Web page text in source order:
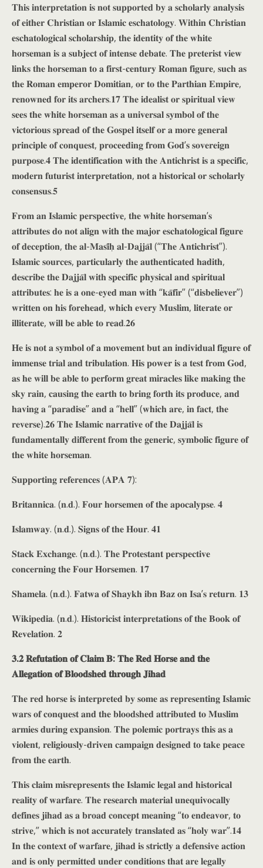
𝐓𝐡𝐢𝐬 𝐢𝐧𝐭𝐞𝐫𝐩𝐫𝐞𝐭𝐚𝐭𝐢𝐨𝐧 𝐢𝐬 𝐧𝐨𝐭 𝐬𝐮𝐩𝐩𝐨𝐫𝐭𝐞𝐝 𝐛𝐲 𝐚 𝐬𝐜𝐡𝐨𝐥𝐚𝐫𝐥𝐲 𝐚𝐧𝐚𝐥𝐲𝐬𝐢𝐬
𝐨𝐟 𝐞𝐢𝐭𝐡𝐞𝐫 𝐂𝐡𝐫𝐢𝐬𝐭𝐢𝐚𝐧 𝐨𝐫 𝐈𝐬𝐥𝐚𝐦𝐢𝐜 𝐞𝐬𝐜𝐡𝐚𝐭𝐨𝐥𝐨𝐠𝐲. 𝐖𝐢𝐭𝐡𝐢𝐧 𝐂𝐡𝐫𝐢𝐬𝐭𝐢𝐚𝐧
𝐞𝐬𝐜𝐡𝐚𝐭𝐨𝐥𝐨𝐠𝐢𝐜𝐚𝐥 𝐬𝐜𝐡𝐨𝐥𝐚𝐫𝐬𝐡𝐢𝐩, 𝐭𝐡𝐞 𝐢𝐝𝐞𝐧𝐭𝐢𝐭𝐲 𝐨𝐟 𝐭𝐡𝐞 𝐰𝐡𝐢𝐭𝐞
𝐡𝐨𝐫𝐬𝐞𝐦𝐚𝐧 𝐢𝐬 𝐚 𝐬𝐮𝐛𝐣𝐞𝐜𝐭 𝐨𝐟 𝐢𝐧𝐭𝐞𝐧𝐬𝐞 𝐝𝐞𝐛𝐚𝐭𝐞. 𝐓𝐡𝐞 𝐩𝐫𝐞𝐭𝐞𝐫𝐢𝐬𝐭 𝐯𝐢𝐞𝐰
𝐥𝐢𝐧𝐤𝐬 𝐭𝐡𝐞 𝐡𝐨𝐫𝐬𝐞𝐦𝐚𝐧 𝐭𝐨 𝐚 𝐟𝐢𝐫𝐬𝐭-𝐜𝐞𝐧𝐭𝐮𝐫𝐲 𝐑𝐨𝐦𝐚𝐧 𝐟𝐢𝐠𝐮𝐫𝐞, 𝐬𝐮𝐜𝐡 𝐚𝐬
𝐭𝐡𝐞 𝐑𝐨𝐦𝐚𝐧 𝐞𝐦𝐩𝐞𝐫𝐨𝐫 𝐃𝐨𝐦𝐢𝐭𝐢𝐚𝐧, 𝐨𝐫 𝐭𝐨 𝐭𝐡𝐞 𝐏𝐚𝐫𝐭𝐡𝐢𝐚𝐧 𝐄𝐦𝐩𝐢𝐫𝐞,
𝐫𝐞𝐧𝐨𝐰𝐧𝐞𝐝 𝐟𝐨𝐫 𝐢𝐭𝐬 𝐚𝐫𝐜𝐡𝐞𝐫𝐬.𝟏𝟕 𝐓𝐡𝐞 𝐢𝐝𝐞𝐚𝐥𝐢𝐬𝐭 𝐨𝐫 𝐬𝐩𝐢𝐫𝐢𝐭𝐮𝐚𝐥 𝐯𝐢𝐞𝐰
𝐬𝐞𝐞𝐬 𝐭𝐡𝐞 𝐰𝐡𝐢𝐭𝐞 𝐡𝐨𝐫𝐬𝐞𝐦𝐚𝐧 𝐚𝐬 𝐚 𝐮𝐧𝐢𝐯𝐞𝐫𝐬𝐚𝐥 𝐬𝐲𝐦𝐛𝐨𝐥 𝐨𝐟 𝐭𝐡𝐞
𝐯𝐢𝐜𝐭𝐨𝐫𝐢𝐨𝐮𝐬 𝐬𝐩𝐫𝐞𝐚𝐝 𝐨𝐟 𝐭𝐡𝐞 𝐆𝐨𝐬𝐩𝐞𝐥 𝐢𝐭𝐬𝐞𝐥𝐟 𝐨𝐫 𝐚 𝐦𝐨𝐫𝐞 𝐠𝐞𝐧𝐞𝐫𝐚𝐥
𝐩𝐫𝐢𝐧𝐜𝐢𝐩𝐥𝐞 𝐨𝐟 𝐜𝐨𝐧𝐪𝐮𝐞𝐬𝐭, 𝐩𝐫𝐨𝐜𝐞𝐞𝐝𝐢𝐧𝐠 𝐟𝐫𝐨𝐦 𝐆𝐨𝐝’𝐬 𝐬𝐨𝐯𝐞𝐫𝐞𝐢𝐠𝐧
𝐩𝐮𝐫𝐩𝐨𝐬𝐞.𝟒 𝐓𝐡𝐞 𝐢𝐝𝐞𝐧𝐭𝐢𝐟𝐢𝐜𝐚𝐭𝐢𝐨𝐧 𝐰𝐢𝐭𝐡 𝐭𝐡𝐞 𝐀𝐧𝐭𝐢𝐜𝐡𝐫𝐢𝐬𝐭 𝐢𝐬 𝐚 𝐬𝐩𝐞𝐜𝐢𝐟𝐢𝐜,
𝐦𝐨𝐝𝐞𝐫𝐧 𝐟𝐮𝐭𝐮𝐫𝐢𝐬𝐭 𝐢𝐧𝐭𝐞𝐫𝐩𝐫𝐞𝐭𝐚𝐭𝐢𝐨𝐧, 𝐧𝐨𝐭 𝐚 𝐡𝐢𝐬𝐭𝐨𝐫𝐢𝐜𝐚𝐥 𝐨𝐫 𝐬𝐜𝐡𝐨𝐥𝐚𝐫𝐥𝐲
𝐜𝐨𝐧𝐬𝐞𝐧𝐬𝐮𝐬.𝟓
𝐅𝐫𝐨𝐦 𝐚𝐧 𝐈𝐬𝐥𝐚𝐦𝐢𝐜 𝐩𝐞𝐫𝐬𝐩𝐞𝐜𝐭𝐢𝐯𝐞, 𝐭𝐡𝐞 𝐰𝐡𝐢𝐭𝐞 𝐡𝐨𝐫𝐬𝐞𝐦𝐚𝐧’𝐬
𝐚𝐭𝐭𝐫𝐢𝐛𝐮𝐭𝐞𝐬 𝐝𝐨 𝐧𝐨𝐭 𝐚𝐥𝐢𝐠𝐧 𝐰𝐢𝐭𝐡 𝐭𝐡𝐞 𝐦𝐚𝐣𝐨𝐫 𝐞𝐬𝐜𝐡𝐚𝐭𝐨𝐥𝐨𝐠𝐢𝐜𝐚𝐥 𝐟𝐢𝐠𝐮𝐫𝐞
𝐨𝐟 𝐝𝐞𝐜𝐞𝐩𝐭𝐢𝐨𝐧, 𝐭𝐡𝐞 𝐚𝐥-𝐌𝐚𝐬𝐢̄𝐡̣ 𝐚𝐥-𝐃𝐚𝐣𝐣𝐚̄𝐥 (“𝐓𝐡𝐞 𝐀𝐧𝐭𝐢𝐜𝐡𝐫𝐢𝐬𝐭”).
𝐈𝐬𝐥𝐚𝐦𝐢𝐜 𝐬𝐨𝐮𝐫𝐜𝐞𝐬, 𝐩𝐚𝐫𝐭𝐢𝐜𝐮𝐥𝐚𝐫𝐥𝐲 𝐭𝐡𝐞 𝐚𝐮𝐭𝐡𝐞𝐧𝐭𝐢𝐜𝐚𝐭𝐞𝐝 𝐡𝐚𝐝𝐢𝐭𝐡,
𝐝𝐞𝐬𝐜𝐫𝐢𝐛𝐞 𝐭𝐡𝐞 𝐃𝐚𝐣𝐣𝐚̄𝐥 𝐰𝐢𝐭𝐡 𝐬𝐩𝐞𝐜𝐢𝐟𝐢𝐜 𝐩𝐡𝐲𝐬𝐢𝐜𝐚𝐥 𝐚𝐧𝐝 𝐬𝐩𝐢𝐫𝐢𝐭𝐮𝐚𝐥
𝐚𝐭𝐭𝐫𝐢𝐛𝐮𝐭𝐞𝐬: 𝐡𝐞 𝐢𝐬 𝐚 𝐨𝐧𝐞-𝐞𝐲𝐞𝐝 𝐦𝐚𝐧 𝐰𝐢𝐭𝐡 “𝐤𝐚̄𝐟𝐢𝐫” (“𝐝𝐢𝐬𝐛𝐞𝐥𝐢𝐞𝐯𝐞𝐫”)
𝐰𝐫𝐢𝐭𝐭𝐞𝐧 𝐨𝐧 𝐡𝐢𝐬 𝐟𝐨𝐫𝐞𝐡𝐞𝐚𝐝, 𝐰𝐡𝐢𝐜𝐡 𝐞𝐯𝐞𝐫𝐲 𝐌𝐮𝐬𝐥𝐢𝐦, 𝐥𝐢𝐭𝐞𝐫𝐚𝐭𝐞 𝐨𝐫
𝐢𝐥𝐥𝐢𝐭𝐞𝐫𝐚𝐭𝐞, 𝐰𝐢𝐥𝐥 𝐛𝐞 𝐚𝐛𝐥𝐞 𝐭𝐨 𝐫𝐞𝐚𝐝.𝟐𝟔
𝐇𝐞 𝐢𝐬 𝐧𝐨𝐭 𝐚 𝐬𝐲𝐦𝐛𝐨𝐥 𝐨𝐟 𝐚 𝐦𝐨𝐯𝐞𝐦𝐞𝐧𝐭 𝐛𝐮𝐭 𝐚𝐧 𝐢𝐧𝐝𝐢𝐯𝐢𝐝𝐮𝐚𝐥 𝐟𝐢𝐠𝐮𝐫𝐞 𝐨𝐟
𝐢𝐦𝐦𝐞𝐧𝐬𝐞 𝐭𝐫𝐢𝐚𝐥 𝐚𝐧𝐝 𝐭𝐫𝐢𝐛𝐮𝐥𝐚𝐭𝐢𝐨𝐧. 𝐇𝐢𝐬 𝐩𝐨𝐰𝐞𝐫 𝐢𝐬 𝐚 𝐭𝐞𝐬𝐭 𝐟𝐫𝐨𝐦 𝐆𝐨𝐝,
𝐚𝐬 𝐡𝐞 𝐰𝐢𝐥𝐥 𝐛𝐞 𝐚𝐛𝐥𝐞 𝐭𝐨 𝐩𝐞𝐫𝐟𝐨𝐫𝐦 𝐠𝐫𝐞𝐚𝐭 𝐦𝐢𝐫𝐚𝐜𝐥𝐞𝐬 𝐥𝐢𝐤𝐞 𝐦𝐚𝐤𝐢𝐧𝐠 𝐭𝐡𝐞
𝐬𝐤𝐲 𝐫𝐚𝐢𝐧, 𝐜𝐚𝐮𝐬𝐢𝐧𝐠 𝐭𝐡𝐞 𝐞𝐚𝐫𝐭𝐡 𝐭𝐨 𝐛𝐫𝐢𝐧𝐠 𝐟𝐨𝐫𝐭𝐡 𝐢𝐭𝐬 𝐩𝐫𝐨𝐝𝐮𝐜𝐞, 𝐚𝐧𝐝
𝐡𝐚𝐯𝐢𝐧𝐠 𝐚 “𝐩𝐚𝐫𝐚𝐝𝐢𝐬𝐞” 𝐚𝐧𝐝 𝐚 “𝐡𝐞𝐥𝐥” (𝐰𝐡𝐢𝐜𝐡 𝐚𝐫𝐞, 𝐢𝐧 𝐟𝐚𝐜𝐭, 𝐭𝐡𝐞
𝐫𝐞𝐯𝐞𝐫𝐬𝐞).𝟐𝟔 𝐓𝐡𝐞 𝐈𝐬𝐥𝐚𝐦𝐢𝐜 𝐧𝐚𝐫𝐫𝐚𝐭𝐢𝐯𝐞 𝐨𝐟 𝐭𝐡𝐞 𝐃𝐚𝐣𝐣𝐚̄𝐥 𝐢𝐬
𝐟𝐮𝐧𝐝𝐚𝐦𝐞𝐧𝐭𝐚𝐥𝐥𝐲 𝐝𝐢𝐟𝐟𝐞𝐫𝐞𝐧𝐭 𝐟𝐫𝐨𝐦 𝐭𝐡𝐞 𝐠𝐞𝐧𝐞𝐫𝐢𝐜, 𝐬𝐲𝐦𝐛𝐨𝐥𝐢𝐜 𝐟𝐢𝐠𝐮𝐫𝐞 𝐨𝐟
𝐭𝐡𝐞 𝐰𝐡𝐢𝐭𝐞 𝐡𝐨𝐫𝐬𝐞𝐦𝐚𝐧.
𝐒𝐮𝐩𝐩𝐨𝐫𝐭𝐢𝐧𝐠 𝐫𝐞𝐟𝐞𝐫𝐞𝐧𝐜𝐞𝐬 (𝐀𝐏𝐀 𝟕):
𝐁𝐫𝐢𝐭𝐚𝐧𝐧𝐢𝐜𝐚. (𝐧.𝐝.). 𝐅𝐨𝐮𝐫 𝐡𝐨𝐫𝐬𝐞𝐦𝐞𝐧 𝐨𝐟 𝐭𝐡𝐞 𝐚𝐩𝐨𝐜𝐚𝐥𝐲𝐩𝐬𝐞. 𝟒
𝐈𝐬𝐥𝐚𝐦𝐰𝐚𝐲. (𝐧.𝐝.). 𝐒𝐢𝐠𝐧𝐬 𝐨𝐟 𝐭𝐡𝐞 𝐇𝐨𝐮𝐫. 𝟒𝟏
𝐒𝐭𝐚𝐜𝐤 𝐄𝐱𝐜𝐡𝐚𝐧𝐠𝐞. (𝐧.𝐝.). 𝐓𝐡𝐞 𝐏𝐫𝐨𝐭𝐞𝐬𝐭𝐚𝐧𝐭 𝐩𝐞𝐫𝐬𝐩𝐞𝐜𝐭𝐢𝐯𝐞
𝐜𝐨𝐧𝐜𝐞𝐫𝐧𝐢𝐧𝐠 𝐭𝐡𝐞 𝐅𝐨𝐮𝐫 𝐇𝐨𝐫𝐬𝐞𝐦𝐞𝐧. 𝟏𝟕
𝐒𝐡𝐚𝐦𝐞𝐥𝐚. (𝐧.𝐝.). 𝐅𝐚𝐭𝐰𝐚 𝐨𝐟 𝐒𝐡𝐚𝐲𝐤𝐡 𝐢𝐛𝐧 𝐁𝐚𝐳 𝐨𝐧 𝐈𝐬𝐚’𝐬 𝐫𝐞𝐭𝐮𝐫𝐧. 𝟏𝟑
𝐖𝐢𝐤𝐢𝐩𝐞𝐝𝐢𝐚. (𝐧.𝐝.). 𝐇𝐢𝐬𝐭𝐨𝐫𝐢𝐜𝐢𝐬𝐭 𝐢𝐧𝐭𝐞𝐫𝐩𝐫𝐞𝐭𝐚𝐭𝐢𝐨𝐧𝐬 𝐨𝐟 𝐭𝐡𝐞 𝐁𝐨𝐨𝐤 𝐨𝐟
𝐑𝐞𝐯𝐞𝐥𝐚𝐭𝐢𝐨𝐧. 𝟐
𝟑.𝟐 𝐑𝐞𝐟𝐮𝐭𝐚𝐭𝐢𝐨𝐧 𝐨𝐟 𝐂𝐥𝐚𝐢𝐦 𝐁: 𝐓𝐡𝐞 𝐑𝐞𝐝 𝐇𝐨𝐫𝐬𝐞 𝐚𝐧𝐝 𝐭𝐡𝐞
𝐀𝐥𝐥𝐞𝐠𝐚𝐭𝐢𝐨𝐧 𝐨𝐟 𝐁𝐥𝐨𝐨𝐝𝐬𝐡𝐞𝐝 𝐭𝐡𝐫𝐨𝐮𝐠𝐡 𝐉𝐢𝐡𝐚𝐝
𝐓𝐡𝐞 𝐫𝐞𝐝 𝐡𝐨𝐫𝐬𝐞 𝐢𝐬 𝐢𝐧𝐭𝐞𝐫𝐩𝐫𝐞𝐭𝐞𝐝 𝐛𝐲 𝐬𝐨𝐦𝐞 𝐚𝐬 𝐫𝐞𝐩𝐫𝐞𝐬𝐞𝐧𝐭𝐢𝐧𝐠 𝐈𝐬𝐥𝐚𝐦𝐢𝐜
𝐰𝐚𝐫𝐬 𝐨𝐟 𝐜𝐨𝐧𝐪𝐮𝐞𝐬𝐭 𝐚𝐧𝐝 𝐭𝐡𝐞 𝐛𝐥𝐨𝐨𝐝𝐬𝐡𝐞𝐝 𝐚𝐭𝐭𝐫𝐢𝐛𝐮𝐭𝐞𝐝 𝐭𝐨 𝐌𝐮𝐬𝐥𝐢𝐦
𝐚𝐫𝐦𝐢𝐞𝐬 𝐝𝐮𝐫𝐢𝐧𝐠 𝐞𝐱𝐩𝐚𝐧𝐬𝐢𝐨𝐧. 𝐓𝐡𝐞 𝐩𝐨𝐥𝐞𝐦𝐢𝐜 𝐩𝐨𝐫𝐭𝐫𝐚𝐲𝐬 𝐭𝐡𝐢𝐬 𝐚𝐬 𝐚
𝐯𝐢𝐨𝐥𝐞𝐧𝐭, 𝐫𝐞𝐥𝐢𝐠𝐢𝐨𝐮𝐬𝐥𝐲-𝐝𝐫𝐢𝐯𝐞𝐧 𝐜𝐚𝐦𝐩𝐚𝐢𝐠𝐧 𝐝𝐞𝐬𝐢𝐠𝐧𝐞𝐝 𝐭𝐨 𝐭𝐚𝐤𝐞 𝐩𝐞𝐚𝐜𝐞
𝐟𝐫𝐨𝐦 𝐭𝐡𝐞 𝐞𝐚𝐫𝐭𝐡.
𝐓𝐡𝐢𝐬 𝐜𝐥𝐚𝐢𝐦 𝐦𝐢𝐬𝐫𝐞𝐩𝐫𝐞𝐬𝐞𝐧𝐭𝐬 𝐭𝐡𝐞 𝐈𝐬𝐥𝐚𝐦𝐢𝐜 𝐥𝐞𝐠𝐚𝐥 𝐚𝐧𝐝 𝐡𝐢𝐬𝐭𝐨𝐫𝐢𝐜𝐚𝐥
𝐫𝐞𝐚𝐥𝐢𝐭𝐲 𝐨𝐟 𝐰𝐚𝐫𝐟𝐚𝐫𝐞. 𝐓𝐡𝐞 𝐫𝐞𝐬𝐞𝐚𝐫𝐜𝐡 𝐦𝐚𝐭𝐞𝐫𝐢𝐚𝐥 𝐮𝐧𝐞𝐪𝐮𝐢𝐯𝐨𝐜𝐚𝐥𝐥𝐲
𝐝𝐞𝐟𝐢𝐧𝐞𝐬 𝐣𝐢𝐡𝐚𝐝 𝐚𝐬 𝐚 𝐛𝐫𝐨𝐚𝐝 𝐜𝐨𝐧𝐜𝐞𝐩𝐭 𝐦𝐞𝐚𝐧𝐢𝐧𝐠 “𝐭𝐨 𝐞𝐧𝐝𝐞𝐚𝐯𝐨𝐫, 𝐭𝐨
𝐬𝐭𝐫𝐢𝐯𝐞,” 𝐰𝐡𝐢𝐜𝐡 𝐢𝐬 𝐧𝐨𝐭 𝐚𝐜𝐜𝐮𝐫𝐚𝐭𝐞𝐥𝐲 𝐭𝐫𝐚𝐧𝐬𝐥𝐚𝐭𝐞𝐝 𝐚𝐬 “𝐡𝐨𝐥𝐲 𝐰𝐚𝐫”.𝟏𝟒
𝐈𝐧 𝐭𝐡𝐞 𝐜𝐨𝐧𝐭𝐞𝐱𝐭 𝐨𝐟 𝐰𝐚𝐫𝐟𝐚𝐫𝐞, 𝐣𝐢𝐡𝐚𝐝 𝐢𝐬 𝐬𝐭𝐫𝐢𝐜𝐭𝐥𝐲 𝐚 𝐝𝐞𝐟𝐞𝐧𝐬𝐢𝐯𝐞 𝐚𝐜𝐭𝐢𝐨𝐧
𝐚𝐧𝐝 𝐢𝐬 𝐨𝐧𝐥𝐲 𝐩𝐞𝐫𝐦𝐢𝐭𝐭𝐞𝐝 𝐮𝐧𝐝𝐞𝐫 𝐜𝐨𝐧𝐝𝐢𝐭𝐢𝐨𝐧𝐬 𝐭𝐡𝐚𝐭 𝐚𝐫𝐞 𝐥𝐞𝐠𝐚𝐥𝐥𝐲